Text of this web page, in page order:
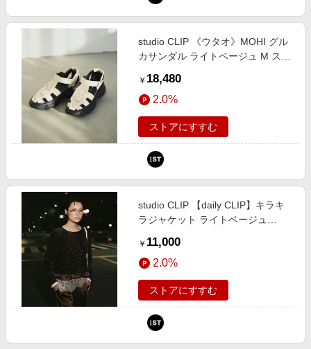
studio CLIP 《ウタオ》MOHI グル
カサンダル ライトベージュ M スペ
149542 and ST アンドエスティ
（旧ドットエスティ）
￥ 18,480
2.0%
ストアにすすむ
studio CLIP 【daily CLIP】キラキ
ラジャケット ライトベージュ
プ 634739 and ST アンドエスティ
（旧ドットエスティ）
￥ 11,000
2.0%
ストアにすすむ